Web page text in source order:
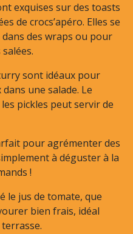
exquises sur des toasts
de crocs’apéro. Elles se
des wraps ou pour
sont idéaux pour
une salade. Le
pickles peut servir de
pour agrémenter des
à déguster à la
!
le jus de tomate, que
bien frais, idéal